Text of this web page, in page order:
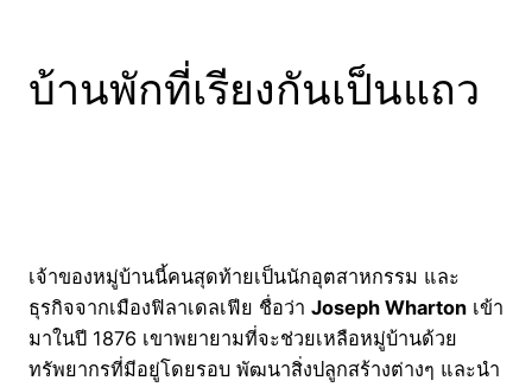
บ้านพักที่เรียงกันเป็นแถว
เจ้าของหมู่บ้านนี้คนสุดท้ายเป็นนักอุตสาหกรรม และ
ธุรกิจจากเมืองฟิลาเดลเฟีย ชื่อว่า Joseph Wharton เข้า
มาในปี 1876 เขาพยายามที่จะช่วยเหลือหมู่บ้านด้วย
ทรัพยากรที่มีอยู่โดยรอบ พัฒนาสิ่งปลูกสร้างต่างๆ และนำ